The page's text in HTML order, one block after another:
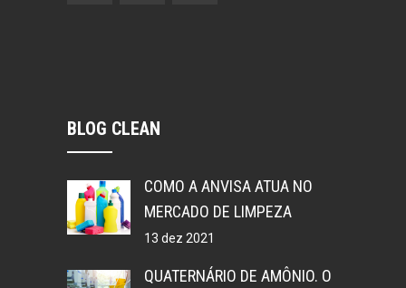
BLOG CLEAN
COMO A ANVISA ATUA NO
MERCADO DE LIMPEZA
13 dez 2021
QUATERNÁRIO DE AMÔNIO. O